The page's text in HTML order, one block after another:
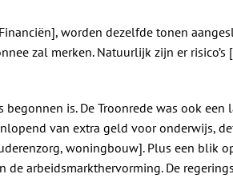
worden dezelfde tonen
zal merken. Natuurlijk zijn er risico’s
is. De Troonrede was ook een
van extra geld voor onderwijs,
woningbouw]. Plus een blik
arbeidsmarkthervorming. De